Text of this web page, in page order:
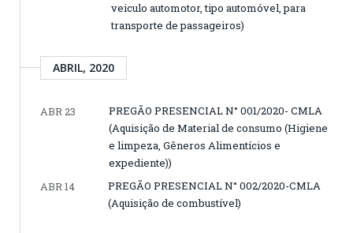
veiculo automotor, tipo automóvel, para
transporte de passageiros)
ABRIL, 2020
ABR 23
PREGÃO PRESENCIAL N° 001/2020- CMLA
(Aquisição de Material de consumo (Higiene
e limpeza, Gêneros Alimentícios e
expediente))
ABR 14
PREGÃO PRESENCIAL N° 002/2020-CMLA
(Aquisição de combustível)